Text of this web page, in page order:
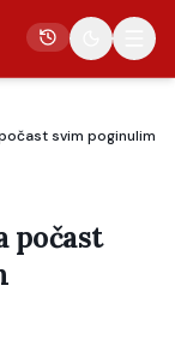
svim poginulim
počast